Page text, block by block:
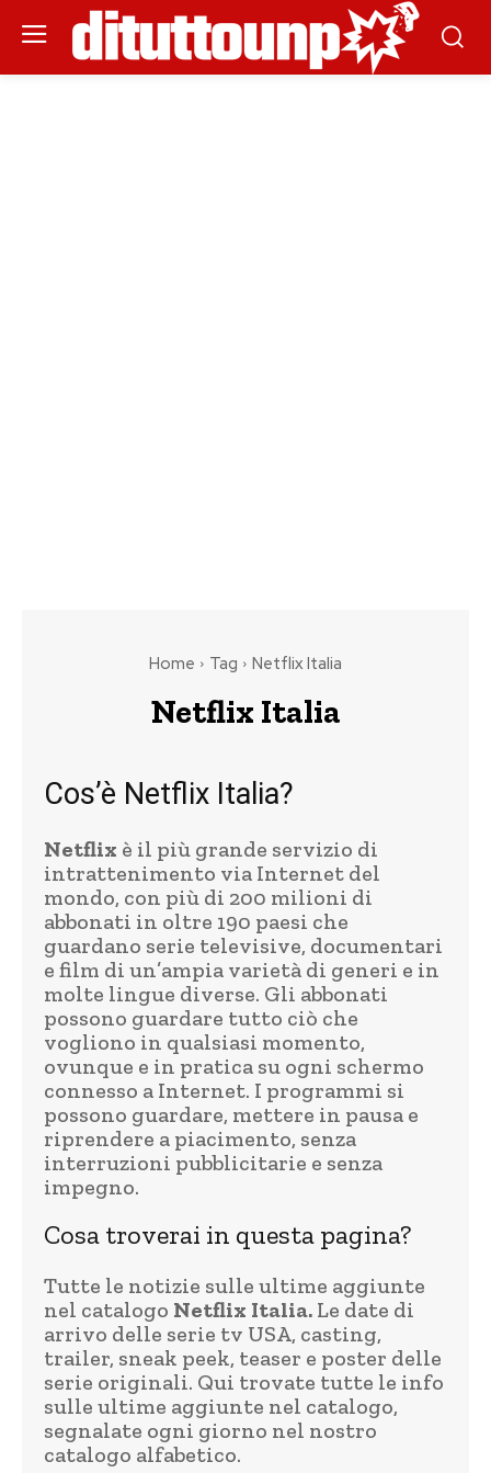
Home Tag Netflix Italia
Netflix Italia
Cos’è Netflix Italia?
Netflix è il più grande servizio di
intrattenimento via Internet del
mondo, con più di 200 milioni di
abbonati in oltre 190 paesi che
guardano serie televisive, documentari
e film di un’ampia varietà di generi e in
molte lingue diverse. Gli abbonati
possono guardare tutto ciò che
vogliono in qualsiasi momento,
ovunque e in pratica su ogni schermo
connesso a Internet. I programmi si
possono guardare, mettere in pausa e
riprendere a piacimento, senza
interruzioni pubblicitarie e senza
impegno.
Cosa troverai in questa pagina?
Tutte le notizie sulle ultime aggiunte
nel catalogo Netflix Italia. Le date di
arrivo delle serie tv USA, casting,
trailer, sneak peek, teaser e poster delle
serie originali. Qui trovate tutte le info
sulle ultime aggiunte nel catalogo,
segnalate ogni giorno nel nostro
catalogo alfabetico.